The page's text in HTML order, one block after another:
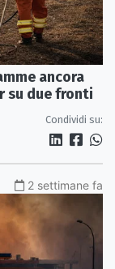
ancora
su due fronti
Condividi su:
2 settimane fa